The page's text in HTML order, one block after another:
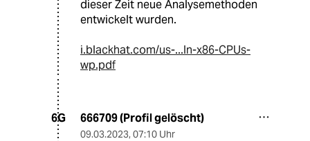
dieser Zeit neue Analysemethoden
entwickelt wurden.
i.blackhat.com/us-...In-x86-CPUs-
wp.pdf
6G 666709 (Profil gelöscht)
09.03.2023, 07:10 Uhr